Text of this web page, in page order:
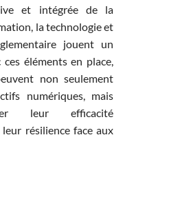
et intégrée de la
la technologie et
jouent un
éléments en place,
non seulement
numériques, mais
leur efficacité
résilience face aux